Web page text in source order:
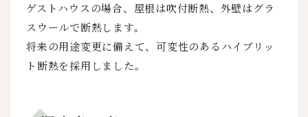
ゲストハウスの場合、屋根は吹付断熱、外壁はグラ
スウールで断熱します。
将来の用途変更に備えて、可変性のあるハイブリッ
ト断熱を採用しました。